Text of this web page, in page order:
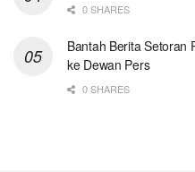
0 SHARES
Bantah Berita Setoran
ke Dewan Pers
0 SHARES